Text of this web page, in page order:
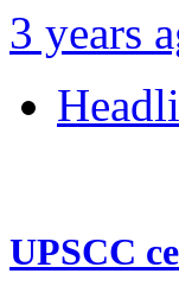
3 years
UPSCC